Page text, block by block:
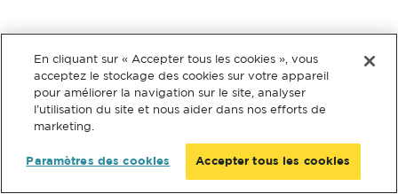
En cliquant sur « Accepter tous les cookies », vous
acceptez le stockage des cookies sur votre appareil
pour améliorer la navigation sur le site, analyser
l’utilisation du site et nous aider dans nos efforts de
marketing.
Paramètres des cookies Accepter tous les cookies